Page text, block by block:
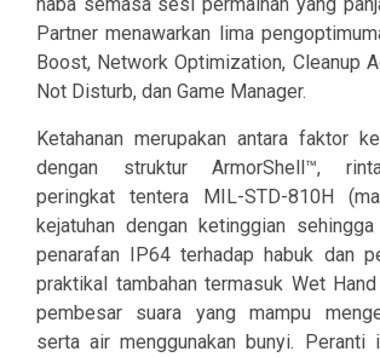
Partner menawarkan lima
Boost, Network Optimization, Cleanup
Not Disturb, dan Game Manager.
Ketahanan merupakan antara faktor
dengan struktur ArmorShell™,
peringkat tentera MIL-STD-810H
kejatuhan dengan ketinggian
penarafan IP64 terhadap habuk dan
praktikal tambahan termasuk Wet
pembesar suara yang mampu
serta air menggunakan bunyi. Peranti